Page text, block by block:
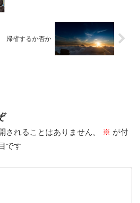
帰省するか否か
されることはありません。 ※ が付
です